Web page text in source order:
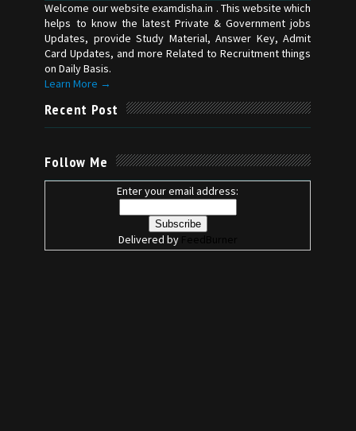
Welcome our website examdisha.in . This website which
helps to know the latest Private & Government jobs
Updates, provide Study Material, Answer Key, Admit
Card Updates, and more Related to Recruitment things
on Daily Basis.
Learn More →
Recent Post
Follow Me
Enter your email address:
Delivered by